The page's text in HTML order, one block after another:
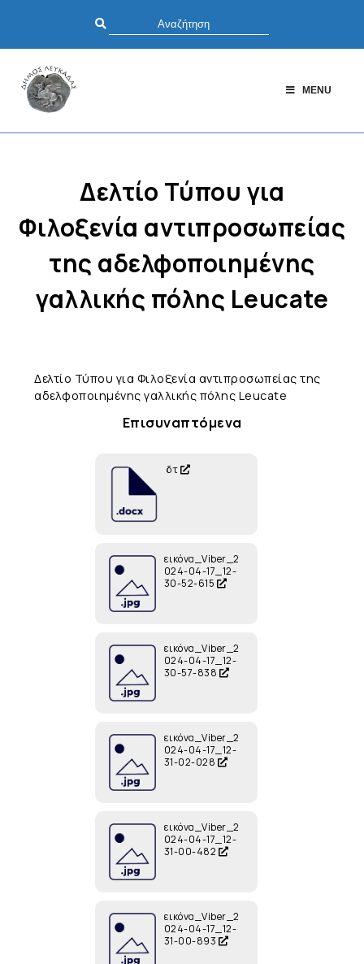
MENU
Δελτίο Τύπου για
Φιλοξενία αντιπροσωπείας
της αδελφοποιημένης
γαλλικής πόλης Leucate
Δελτίο Τύπου για Φιλοξενία αντιπροσωπείας της
αδελφοποιημένης γαλλικής πόλης Leucate
Επισυναπτόμενα
δτ
εικόνα_Viber_2
024-04-17_12-
30-52-615
εικόνα_Viber_2
024-04-17_12-
30-57-838
εικόνα_Viber_2
024-04-17_12-
31-02-028
εικόνα_Viber_2
024-04-17_12-
31-00-482
εικόνα_Viber_2
024-04-17_12-
31-00-893